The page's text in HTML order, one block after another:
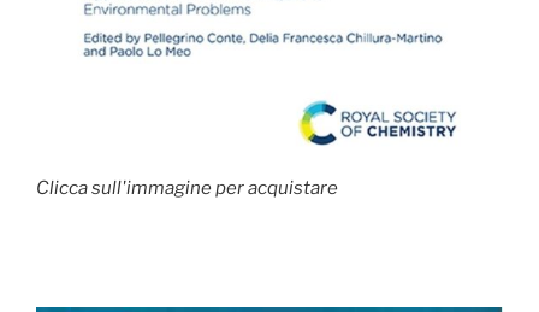
Clicca sull'immagine per acquistare